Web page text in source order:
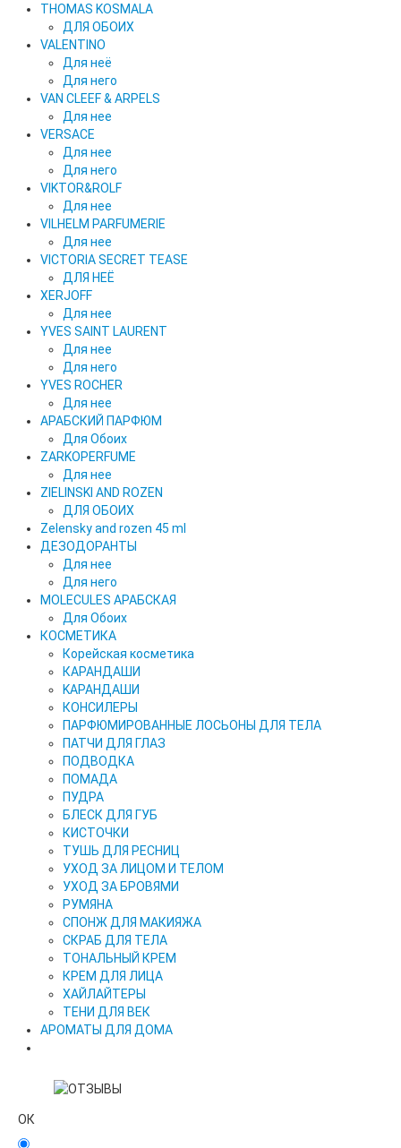
THOMAS KOSMALA
ДЛЯ ОБОИХ
VALENTINO
Для неё
Для него
VAN CLEEF & ARPELS
Для нее
VERSACE
Для нее
Для него
VIKTOR&ROLF
Для нее
VILHELM PARFUMERIE
Для нее
VICTORIA SECRET TEASE
ДЛЯ НЕЁ
XERJOFF
Для нее
YVES SAINT LAURENT
Для нее
Для него
YVES ROCHER
Для нее
АРАБСКИЙ ПАРФЮМ
Для Обоих
ZARKOPERFUME
Для нее
ZIELINSKI AND ROZEN
ДЛЯ ОБОИХ
Zelensky and rozen 45 ml
ДЕЗОДОРАНТЫ
Для нее
Для него
MOLECULES АРАБСКАЯ
Для Обоих
КОСМЕТИКА
Корейская косметика
КАРАНДAШИ
KAPAHДАШИ
КОНСИЛЕРЫ
ПАРФЮМИРОВАННЫЕ ЛОСЬОНЫ ДЛЯ ТЕЛА
ПАТЧИ ДЛЯ ГЛАЗ
ПОДВОДКА
ПОМАДА
ПУДРА
БЛЕСК ДЛЯ ГУБ
КИСТОЧКИ
ТУШЬ ДЛЯ РЕСНИЦ
УХОД ЗА ЛИЦОМ И ТЕЛОМ
УХОД ЗА БРОВЯМИ
РУМЯНА
СПОНЖ ДЛЯ МАКИЯЖА
СКРАБ ДЛЯ ТЕЛА
ТОНАЛЬНЫЙ КРЕМ
КРЕМ ДЛЯ ЛИЦА
ХАЙЛАЙТЕРЫ
ТЕНИ ДЛЯ ВЕК
АРОМАТЫ ДЛЯ ДОМА
ОК